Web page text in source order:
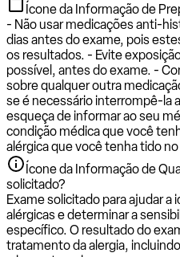
Ícone da Informação de
- Não usar medicações anti-
dias antes do exame, pois
os resultados. - Evite
possível, antes do exame. -
sobre qualquer outra
se é necessário interrompê-la
esqueça de informar ao seu
condição médica que você
alérgica que você tenha tido
Ícone da Informação de
solicitado?
Exame solicitado para ajudar a
alérgicas e determinar a
específico. O resultado do
tratamento da alergia,